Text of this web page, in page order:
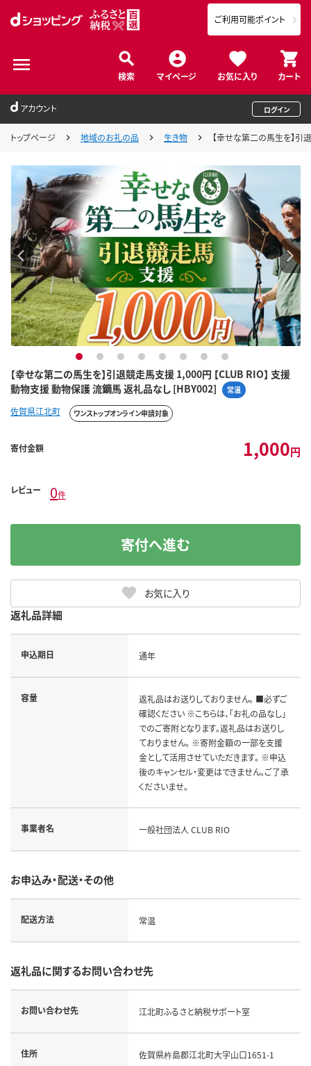
検索 マイページ お気に入り カート
ご利用可能ポイント
アカウント ログイン
トップページ 地域のお礼の品 生き物 【幸せな第二の馬生を】
【幸せな第二の馬生を】引退競走馬支援 1,000円 【CLUB RIO】 支援
動物支援 動物保護 流鏑馬 返礼品なし [HBY002]
常温
1 2 3 4 5 6 7 8
佐賀県江北町 ワンストップオンライン申請対象
寄付金額 1,000円
レビュー 0件
お気に入り
寄付へ進む
返礼品詳細
申込期日 通年
容量
返礼品はお送りしておりません。 ■必ずご
確認ください ※こちらは、「お礼の品なし」
でのご寄附となります。返礼品はお送りし
ておりません。 ※寄附金額の一部を支援
金として活用させていただきます。 ※申込
後のキャンセル・変更はできません。ご了承
くださいませ。
事業者名 一般社団法人 CLUB RIO
お申込み・配送・その他
配送方法 常温
返礼品に関するお問い合わせ先
お問い合わせ先 江北町ふるさと納税サポート室
住所 佐賀県杵島郡江北町大字山口1651-1